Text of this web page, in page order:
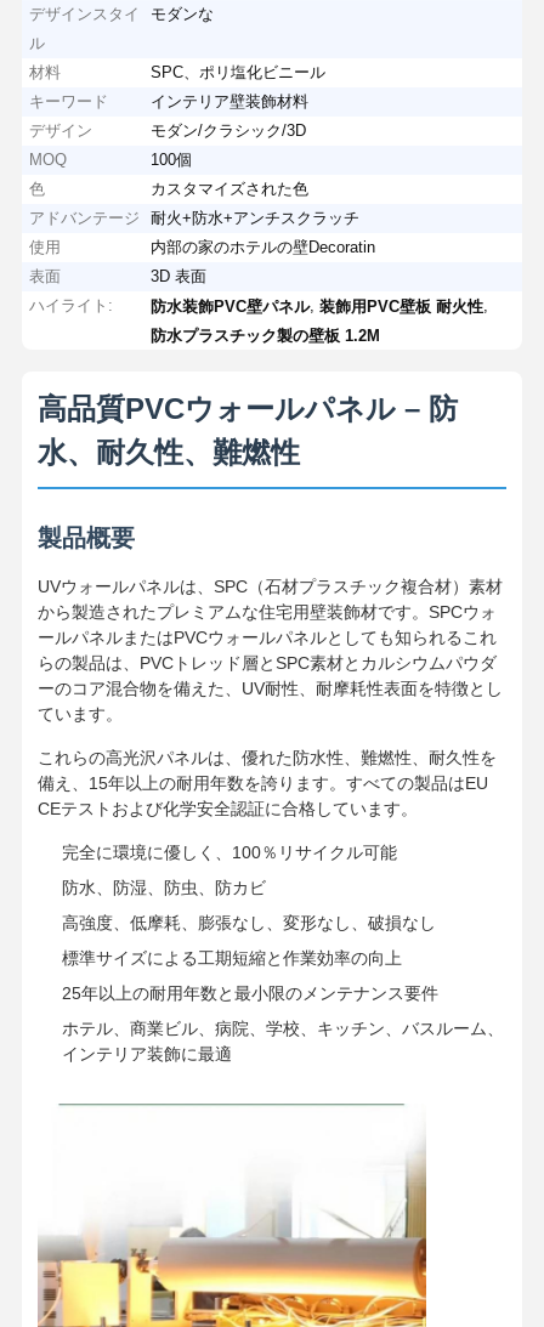
デザインスタイ
ル
モダンな
材料
SPC、ポリ塩化ビニール
キーワード
インテリア壁装飾材料
デザイン
モダン/クラシック/3D
MOQ
100個
色
カスタマイズされた色
アドバンテージ
耐火+防水+アンチスクラッチ
使用
内部の家のホテルの壁Decoratin
表面
3D 表面
ハイライト:
防水装飾PVC壁パネル,装飾用PVC壁板 耐火性
防水プラスチック製の壁板 1.2M
高品質PVCウォールパネル – 防
水、耐久性、難燃性
製品概要
UVウォールパネルは、SPC（石材プラスチック複合材）素材
から製造されたプレミアムな住宅用壁装飾材です。SPCウォ
ールパネルまたはPVCウォールパネルとしても知られるこれ
らの製品は、PVCトレッド層とSPC素材とカルシウムパウダ
ーのコア混合物を備えた、UV耐性、耐摩耗性表面を特徴とし
ています。
これらの高光沢パネルは、優れた防水性、難燃性、耐久性を
備え、15年以上の耐用年数を誇ります。すべての製品はEU
CEテストおよび化学安全認証に合格しています。
完全に環境に優しく、100％リサイクル可能
防水、防湿、防虫、防カビ
高強度、低摩耗、膨張なし、変形なし、破損なし
標準サイズによる工期短縮と作業効率の向上
25年以上の耐用年数と最小限のメンテナンス要件
ホテル、商業ビル、病院、学校、キッチン、バスルーム、
インテリア装飾に最適